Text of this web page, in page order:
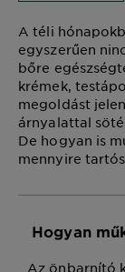
A téli
egyszerűen
bőre
krémek,
megoldást
árnyalattal
De hogyan is
mennyire
Hogyan
Az önbarnító